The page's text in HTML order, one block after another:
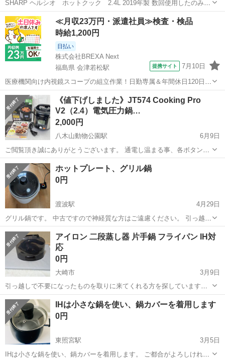
SHARP ヘルシオ ホットクック 2.4L 2019年製 数回使用したのみ
で、納戸に眠っていました。 使用感ほとんどありません。 動作確認済
みです。
宮城 仙台市 北仙台駅 キッチン家電 ヘルシオ
≪月収23万円・派遣社員≫検査・検品
時給1,200円
日払い
株式会社BREXA Next
福島県 会津若松駅
提携サイト 7月10日
医療機関向け内視鏡スコープの組立作業！日勤専属＆年間休日120日
★◎20代～40代の男女活躍中！送迎あり！マイカー通勤OK◎無料駐車
場あり★日払いあり◎空調完備で快適作業！《福島県会津若松市》 人
気の工場のお仕事 ◇医療機...
福島 会津若松市 会津若松駅
《値下げしました》JT574 Cooking Pro
V2（2.4）電気圧力鍋…
2,000円
八木山動物公園駅
6月9日
ご閲覧頂き誠にありがとうございます。 通電し温まる事、各ボタン、
ダイヤルがが反応する事を確認致しました。 長時間の動作確認・全機
能のチェックはしておりません。 現状品とご理解の上でご入札くださ
い。 ※...
宮城 仙台市 八木山動物公園駅 キッチン家電
ホットプレート、グリル鍋
0円
渡波駅
4月29日
グリル鍋です。 中古ですので神経質な方はご遠慮ください。 引っ越し
に伴い0円で出品します。 複数の希望者がいた場合、石巻のアパート
まで、できるだけ早くとりにきてくれる方を優先させていただきま
す。 よろしくおねがいします。
宮城 石巻市 渡波駅 キッチン家電 グリル
アイロン 二段蒸し器 片手鍋 フライパン IH対
応
0円
大崎市
3月9日
引っ越しで不要になったものを取りに来てくれる方を探しています。
全てまとめて引き取りに来てくれる方を募集します。 よろしくお願い
します。 アイロンと二段蒸し器は2回程度しか使用しておりません。
宮城 大崎市 キッチン家電 蒸し器
IHは小さな鍋を使い、鍋カバーを着用します
0円
東照宮駅
3月5日
IHは小さな鍋を使い、鍋カバーを着用します。 ご都合がよろしけれ